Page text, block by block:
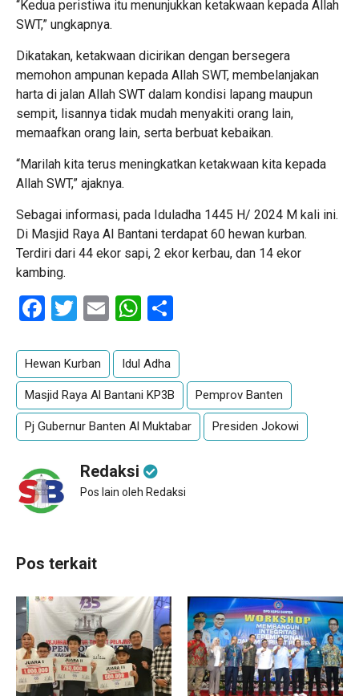
“Kedua peristiwa itu menunjukkan ketakwaan kepada Allah
SWT,” ungkapnya.
Dikatakan, ketakwaan dicirikan dengan bersegera
memohon ampunan kepada Allah SWT, membelanjakan
harta di jalan Allah SWT dalam kondisi lapang maupun
sempit, lisannya tidak mudah menyakiti orang lain,
memaafkan orang lain, serta berbuat kebaikan.
“Marilah kita terus meningkatkan ketakwaan kita kepada
Allah SWT,” ajaknya.
Sebagai informasi, pada Iduladha 1445 H/ 2024 M kali ini.
Di Masjid Raya Al Bantani terdapat 60 hewan kurban.
Terdiri dari 44 ekor sapi, 2 ekor kerbau, dan 14 ekor
kambing.
Facebook
Twitter
EmailWhatsApp
Hewan Kurban Idul Adha
Masjid Raya Al Bantani KP3B Pemprov Banten
Pj Gubernur Banten Al Muktabar Presiden Jokowi
Redaksi
Pos lain oleh Redaksi
Pos terkait